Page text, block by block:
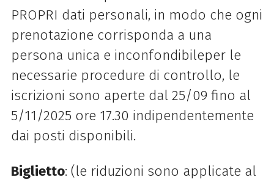
PROPRI dati personali, in modo che ogni
prenotazione corrisponda a una
persona unica e inconfondibileper le
necessarie procedure di controllo, le
iscrizioni sono aperte dal 25/09 fino al
5/11/2025 ore 17.30 indipendentemente
dai posti disponibili.
Biglietto: (le riduzioni sono applicate al